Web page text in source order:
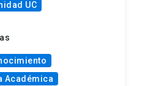
UC
Académica